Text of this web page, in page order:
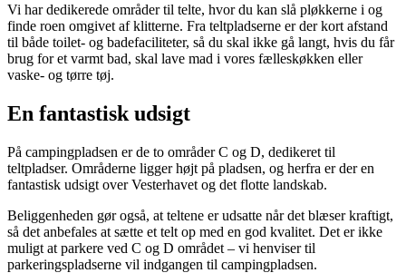
Vi har dedikerede områder til telte, hvor du kan slå pløkkerne i og
finde roen omgivet af klitterne. Fra teltpladserne er der kort afstand
til både toilet- og badefaciliteter, så du skal ikke gå langt, hvis du får
brug for et varmt bad, skal lave mad i vores fælleskøkken eller
vaske- og tørre tøj.
En fantastisk udsigt
På campingpladsen er de to områder C og D, dedikeret til
teltpladser. Områderne ligger højt på pladsen, og herfra er der en
fantastisk udsigt over Vesterhavet og det flotte landskab.
Beliggenheden gør også, at teltene er udsatte når det blæser kraftigt,
så det anbefales at sætte et telt op med en god kvalitet. Det er ikke
muligt at parkere ved C og D området – vi henviser til
parkeringspladserne vil indgangen til campingpladsen.